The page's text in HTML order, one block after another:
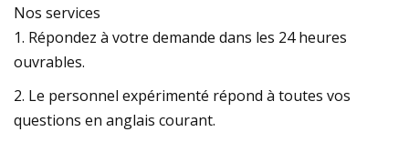
Nos services
1. Répondez à votre demande dans les 24 heures
ouvrables.
2. Le personnel expérimenté répond à toutes vos
questions en anglais courant.